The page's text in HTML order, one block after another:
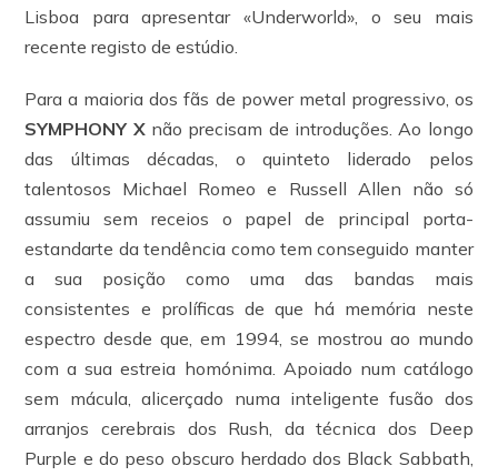
Lisboa para apresentar «Underworld», o seu mais
recente registo de estúdio.
Para a maioria dos fãs de power metal progressivo, os
SYMPHONY Xnão precisam de introduções. Ao longo
das últimas décadas, o quinteto liderado pelos
talentosos Michael Romeo e Russell Allen não só
assumiu sem receios o papel de principal porta-
estandarte da tendência como tem conseguido manter
a sua posição como uma das bandas mais
consistentes e prolíficas de que há memória neste
espectro desde que, em 1994, se mostrou ao mundo
com a sua estreia homónima. Apoiado num catálogo
sem mácula, alicerçado numa inteligente fusão dos
arranjos cerebrais dos Rush, da técnica dos Deep
Purple e do peso obscuro herdado dos Black Sabbath,